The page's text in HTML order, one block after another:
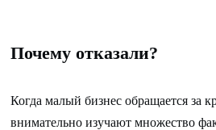
Почему отказали?
Когда малый бизнес обращается за
внимательно изучают множество